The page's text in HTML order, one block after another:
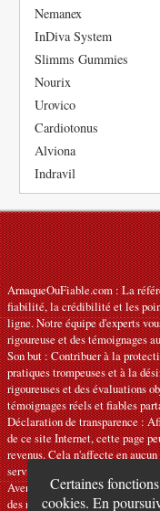
Certaines
cookies. En
Nemanex
InDiva System
Slimms Gummies
Nourix
Urovico
Cardiotonus
Alviona
Indravil
ArnaqueOuFiable.com : La
fiabilité, la crédibilité et les
ligne. Notre équipe d'experts
rigoureuse et des témoignages
Son but : Contribuer à la
pratiques trompeuses et à la
rigoureuses et des évaluations
témoignages réels et fiables
Déclaration de transparence :
de ce site Internet, cette page
revenus. Cela n'affecte en
service.
Avertissements : Nos articles
des recommandations